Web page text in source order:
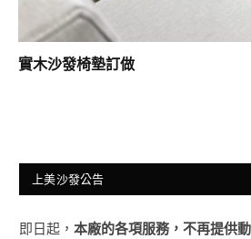
實木沙發椅墊訂做
上美沙發公告
即日起， 本廠的各項服務，不再提供